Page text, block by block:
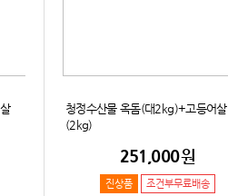
청정수산물 옥돔(대2kg)+고등어살
(2kg)
251,000원
진상품 조건부무료배송